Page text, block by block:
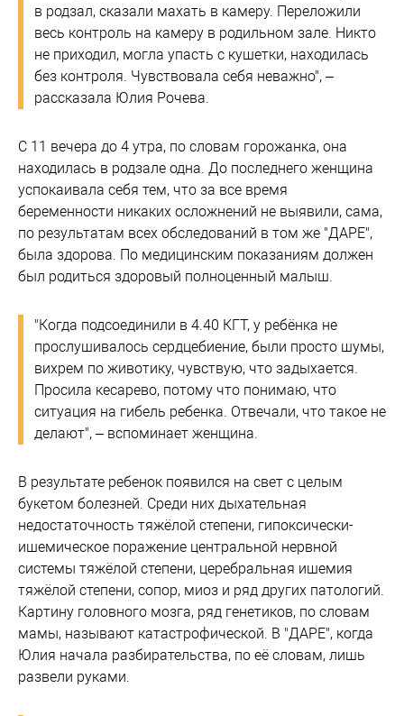
в родзал, сказали махать в камеру. Переложили
весь контроль на камеру в родильном зале. Никто
не приходил, могла упасть с кушетки, находилась
без контроля. Чувствовала себя неважно", –
рассказала Юлия Рочева.
С 11 вечера до 4 утра, по словам горожанка, она
находилась в родзале одна. До последнего женщина
успокаивала себя тем, что за все время
беременности никаких осложнений не выявили, сама,
по результатам всех обследований в том же "ДАРЕ",
была здорова. По медицинским показаниям должен
был родиться здоровый полноценный малыш.
"Когда подсоединили в 4.40 КГТ, у ребёнка не
прослушивалось сердцебиение, были просто шумы,
вихрем по животику, чувствую, что задыхается.
Просила кесарево, потому что понимаю, что
ситуация на гибель ребенка. Отвечали, что такое не
делают", – вспоминает женщина.
В результате ребенок появился на свет с целым
букетом болезней. Среди них дыхательная
недостаточность тяжёлой степени, гипоксически-
ишемическое поражение центральной нервной
системы тяжёлой степени, церебральная ишемия
тяжёлой степени, сопор, миоз и ряд других патологий.
Картину головного мозга, ряд генетиков, по словам
мамы, называют катастрофической. В "ДАРЕ", когда
Юлия начала разбирательства, по её словам, лишь
развели руками.